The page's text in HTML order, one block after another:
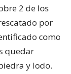
2 de los
por
como
quedar
y lodo.